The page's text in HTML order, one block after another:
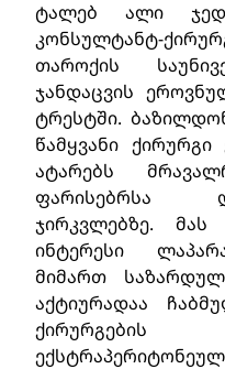
ტალებ ალი
კონსულტანტ-
თაროქის
ჯანდაცვის
ტრესტში.
წამყვანი
ატარებს
ფარისებრსა
ჯირკვლებზე. მას
ინტერესი
მიმართ
აქტიურადაა